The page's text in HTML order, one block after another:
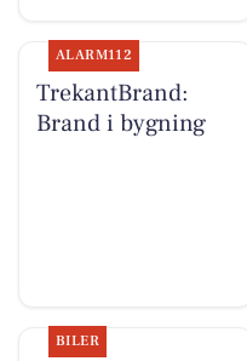
ALARM112
TrekantBrand:
Brand i bygning
BILER